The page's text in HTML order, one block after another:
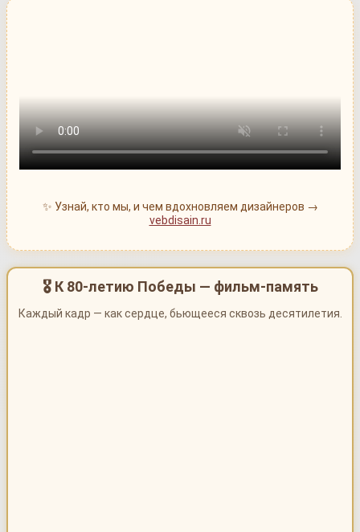
✨ Узнай, кто мы, и чем вдохновляем дизайнеров →
vebdisain.ru
🎖 К 80-летию Победы — фильм-память
Каждый кадр — как сердце, бьющееся сквозь десятилетия.